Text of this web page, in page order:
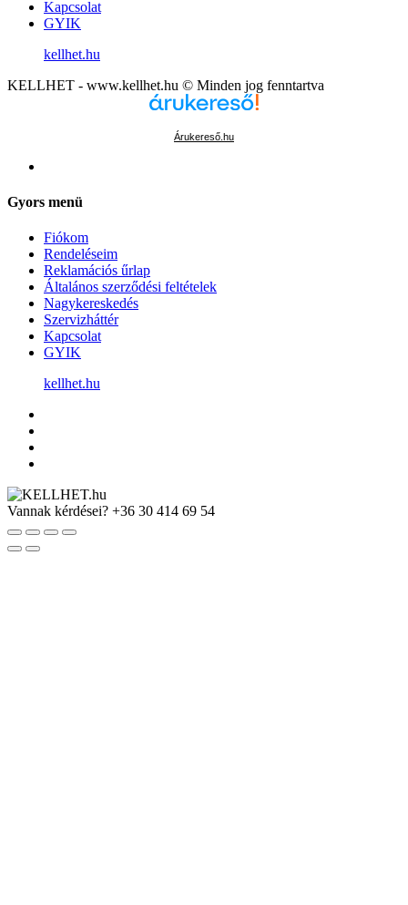
Kapcsolat
GYIK
kellhet.hu
KELLHET - www.kellhet.hu © Minden jog fenntartva
Árukereső.hu
Gyors menü
Fiókom
Rendeléseim
Reklamációs űrlap
Általános szerződési feltételek
Nagykereskedés
Szervizháttér
Kapcsolat
GYIK
kellhet.hu
Vannak kérdései? +36 30 414 69 54